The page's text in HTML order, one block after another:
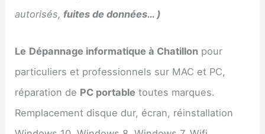
autorisés, fuites de données… )
Le Dépannage informatique à Chatillon pour
particuliers et professionnels sur MAC et PC,
réparation de PC portable toutes marques.
Remplacement disque dur, écran, réinstallation